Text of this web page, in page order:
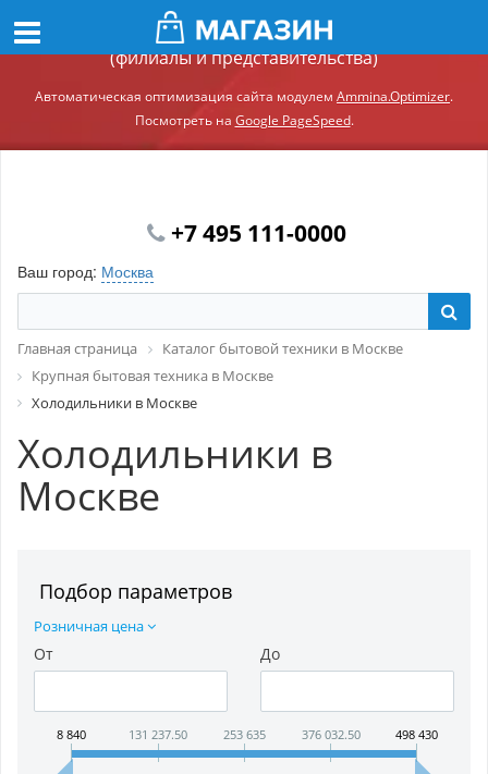
Демонстрационный сайт модуля Ammina.Регионы
(филиалы и представительства)
Автоматическая оптимизация сайта модулем Ammina.Optimizer.
Посмотреть на Google PageSpeed.
+7 495 111-0000
Ваш город: Москва
Главная страница
Каталог бытовой техники в Москве
Крупная бытовая техника в Москве
Холодильники в Москве
Холодильники в
Москве
Подбор параметров
Розничная цена
От До
8 840 131 237.50 253 635 376 032.50 498 430